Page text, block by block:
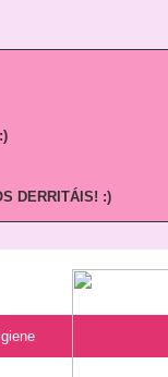
DERRITÁIS! :)